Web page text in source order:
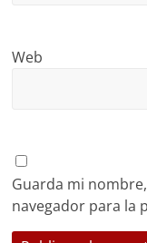
Web
Guarda mi
navegador para la